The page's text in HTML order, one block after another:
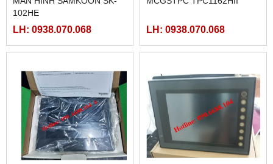
102HE
LH: 0938.070.068 LH: 0938.070.068